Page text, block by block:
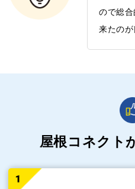
ので総
来たのが
屋根コネクト